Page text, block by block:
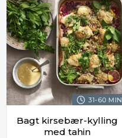
31-60 MIN.
Bagt kirsebær-kylling
med tahin